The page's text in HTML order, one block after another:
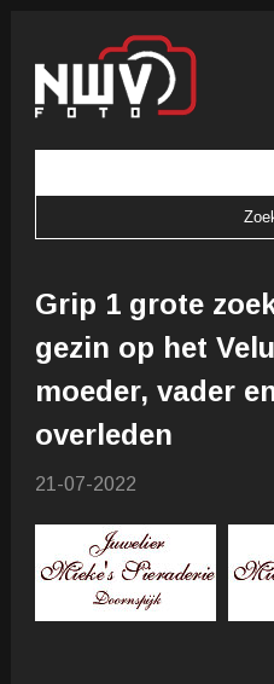
Grip 1 grote
gezin op het
moeder, vader
overleden
21-07-2022